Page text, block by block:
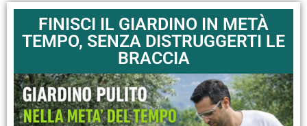
FINISCI IL GIARDINO IN METÀ
TEMPO, SENZA DISTRUGGERTI LE
BRACCIA